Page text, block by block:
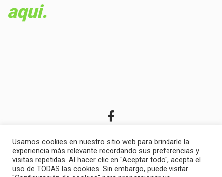
aqui.
Usamos cookies en nuestro sitio web para brindarle la
experiencia más relevante recordando sus preferencias y
visitas repetidas. Al hacer clic en "Aceptar todo", acepta el
uso de TODAS las cookies. Sin embargo, puede visitar